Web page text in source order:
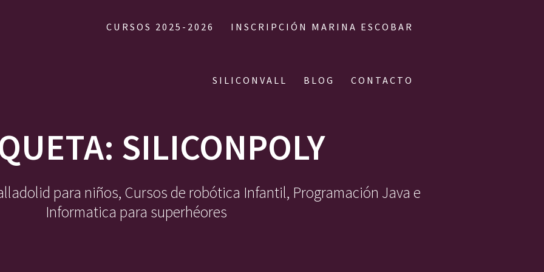
CURSOS 2025-2026 INSCRIPCIÓN MARINA ESCOBAR
SILICONVALL BLOG CONTACTO
SILICONPOLY
para niños, Cursos de robótica Infantil, Programación Java e
Informatica para superhéores